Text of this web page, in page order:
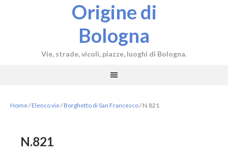
Origine di
Bologna
Vie, strade, vicoli, piazze, luoghi di Bologna.
Home/Elenco vie/Borghetto di San Francesco/N.821
N.821